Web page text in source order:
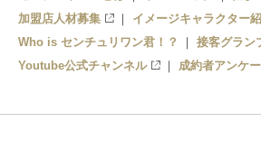
加盟店人材募集
イメージキャラクター
Who is センチュリワン君！？
接客グラン
Youtube公式チャンネル
成約者アンケ